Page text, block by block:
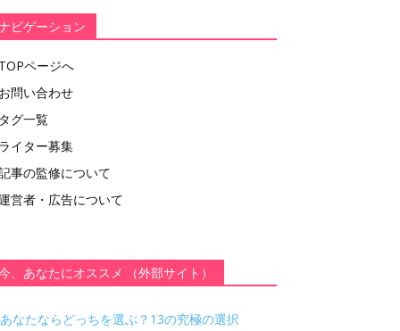
ビゲーション
TOPページへ
お問い合わせ
タグ一覧
ライター募集
事の監修について
営者・広告について
、あなたにオススメ （外部サイト）
あなたならどっちを選ぶ？13の究極の選択